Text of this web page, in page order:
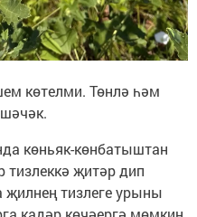
көтелми. Төнлә һәм
көньяк-көнбатыштан
тизлеккә җитәр дип
тизлеге урыны